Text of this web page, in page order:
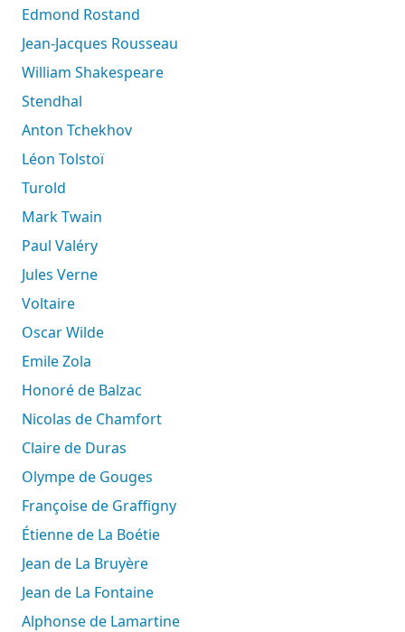
Edmond Rostand
Jean-Jacques Rousseau
William Shakespeare
Stendhal
Anton Tchekhov
Léon Tolstoï
Turold
Mark Twain
Paul Valéry
Jules Verne
Voltaire
Oscar Wilde
Emile Zola
Honoré de Balzac
Nicolas de Chamfort
Claire de Duras
Olympe de Gouges
Françoise de Graffigny
Étienne de La Boétie
Jean de La Bruyère
Jean de La Fontaine
Alphonse de Lamartine